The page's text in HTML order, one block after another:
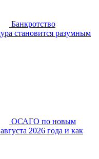
Банкротство
становится разумным
ОСАГО по новым
2026 года и как